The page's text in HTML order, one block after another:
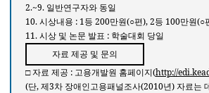
2.~9. 일반연구자와 동일
10. 시상내용 : 1등 200만원(○편), 2등 100만원(○
11. 시상 및 논문 발표 : 학술대회 당일
자료 제공 및 문의
□자료 제공 : 고용개발원 홈페이지 (http://
(단, 제 3차 장애인고용패널조사(2010년) 자료는